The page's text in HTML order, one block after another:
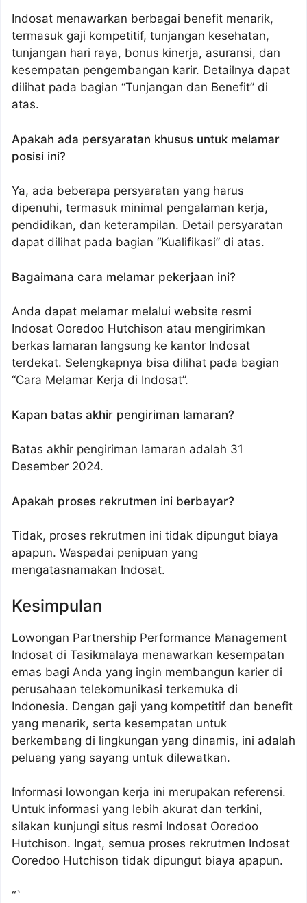
Indosat menawarkan berbagai benefit menarik,
termasuk gaji kompetitif, tunjangan kesehatan,
tunjangan hari raya, bonus kinerja, asuransi, dan
kesempatan pengembangan karir. Detailnya dapat
dilihat pada bagian “Tunjangan dan Benefit” di
atas.
Apakah ada persyaratan khusus untuk melamar
posisi ini?
Ya, ada beberapa persyaratan yang harus
dipenuhi, termasuk minimal pengalaman kerja,
pendidikan, dan keterampilan. Detail persyaratan
dapat dilihat pada bagian “Kualifikasi” di atas.
Bagaimana cara melamar pekerjaan ini?
Anda dapat melamar melalui website resmi
Indosat Ooredoo Hutchison atau mengirimkan
berkas lamaran langsung ke kantor Indosat
terdekat. Selengkapnya bisa dilihat pada bagian
“Cara Melamar Kerja di Indosat”.
Kapan batas akhir pengiriman lamaran?
Batas akhir pengiriman lamaran adalah 31
Desember 2024.
Apakah proses rekrutmen ini berbayar?
Tidak, proses rekrutmen ini tidak dipungut biaya
apapun. Waspadai penipuan yang
mengatasnamakan Indosat.
Kesimpulan
Lowongan Partnership Performance Management
Indosat di Tasikmalaya menawarkan kesempatan
emas bagi Anda yang ingin membangun karier di
perusahaan telekomunikasi terkemuka di
Indonesia. Dengan gaji yang kompetitif dan benefit
yang menarik, serta kesempatan untuk
berkembang di lingkungan yang dinamis, ini adalah
peluang yang sayang untuk dilewatkan.
Informasi lowongan kerja ini merupakan referensi.
Untuk informasi yang lebih akurat dan terkini,
silakan kunjungi situs resmi Indosat Ooredoo
Hutchison. Ingat, semua proses rekrutmen Indosat
Ooredoo Hutchison tidak dipungut biaya apapun.
“`